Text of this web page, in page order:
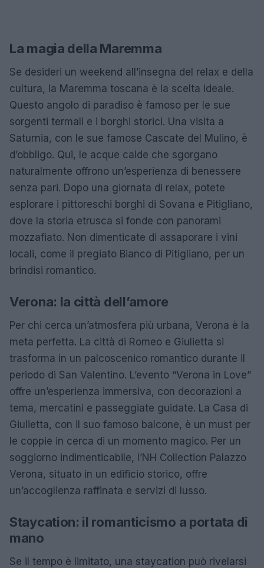
La magia della Maremma
Se desideri un weekend all’insegna del relax e della
cultura, la Maremma toscana è la scelta ideale.
Questo angolo di paradiso è famoso per le sue
sorgenti termali e i borghi storici. Una visita a
Saturnia, con le sue famose Cascate del Mulino, è
d’obbligo. Qui, le acque calde che sgorgano
naturalmente offrono un’esperienza di benessere
senza pari. Dopo una giornata di relax, potete
esplorare i pittoreschi borghi di Sovana e Pitigliano,
dove la storia etrusca si fonde con panorami
mozzafiato. Non dimenticate di assaporare i vini
locali, come il pregiato Bianco di Pitigliano, per un
brindisi romantico.
Verona: la città dell’amore
Per chi cerca un’atmosfera più urbana, Verona è la
meta perfetta. La città di Romeo e Giulietta si
trasforma in un palcoscenico romantico durante il
periodo di San Valentino. L’evento “Verona in Love”
offre un’esperienza immersiva, con decorazioni a
tema, mercatini e passeggiate guidate. La Casa di
Giulietta, con il suo famoso balcone, è un must per
le coppie in cerca di un momento magico. Per un
soggiorno indimenticabile, l’NH Collection Palazzo
Verona, situato in un edificio storico, offre
un’accoglienza raffinata e servizi di lusso.
Staycation: il romanticismo a portata di
mano
Se il tempo è limitato, una staycation può rivelarsi